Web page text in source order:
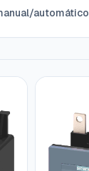
automático